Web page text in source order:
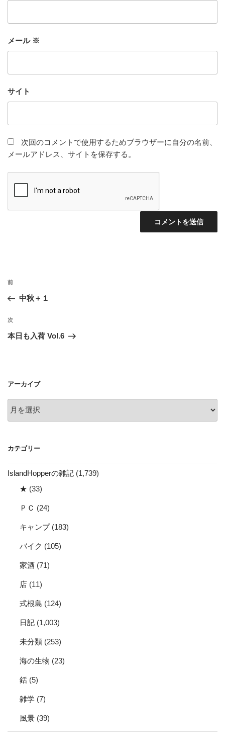
メール ※
サイト
次回のコメントで使用するためブラウザーに自分の名前、
メールアドレス、サイトを保存する。
投
ナ
ビ
ゲ
ン
前
の
稿
前
中秋＋１
次
の
次
本日も入荷 Vol.6
アーカイブ
ー
ブ
カテゴリー
IslandHopperの雑記 (1,739)
★ (33)
ＰＣ (24)
キャンプ(183)
バイク (105)
家酒 (71)
店 (11)
式根島 (124)
日記 (1,003)
未分類 (253)
海の生物 (23)
銛 (5)
雑学 (7)
風景 (39)